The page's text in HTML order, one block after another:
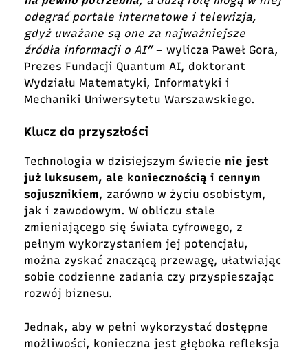
odegrać portale internetowe i telewizja,
gdyż uważane są one za najważniejsze
źródła informacji o AI”– wylicza Paweł Gora,
Prezes Fundacji Quantum AI, doktorant
Wydziału Matematyki, Informatyki i
Mechaniki Uniwersytetu Warszawskiego.
Klucz do przyszłości
Technologia w dzisiejszym świecie nie jest
już luksusem, ale koniecznością i cennym
sojusznikiem, zarówno w życiu osobistym,
jak i zawodowym. W obliczu stale
zmieniającego się świata cyfrowego, z
pełnym wykorzystaniem jej potencjału,
można zyskać znaczącą przewagę, ułatwiając
sobie codzienne zadania czy przyspieszając
rozwój biznesu.
Jednak, aby w pełni wykorzystać dostępne
możliwości, konieczna jest głęboka refleksja